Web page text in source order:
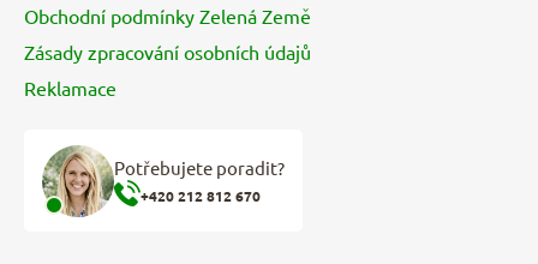
Obchodní podmínky Zelená Země
Zásady zpracování osobních údajů
Reklamace
Potřebujete poradit?
+420 212 812 670